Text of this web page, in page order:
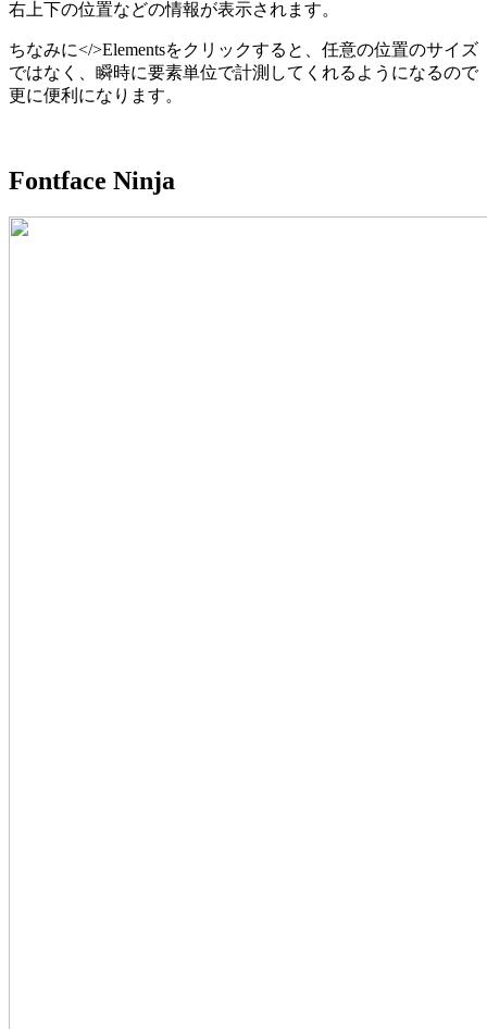
右上下の位置などの情報が表示されます。
ちなみに</>Elementsをクリックすると、任意の位置のサイズ
ではなく、瞬時に要素単位で計測してくれるようになるので
更に便利になります。
Fontface Ninja